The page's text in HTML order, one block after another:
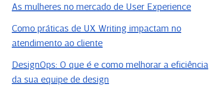
As mulheres no mercado de User Experience
Como práticas de UX Writing impactam no
atendimento ao cliente
DesignOps: O que é e como melhorar a eficiência
da sua equipe de design